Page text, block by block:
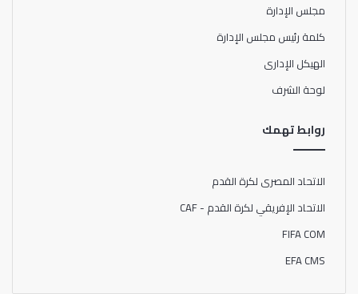
مجلس الإدارة
كلمة رئيس مجلس الإدارة
الهيكل الإدارى
لوحة الشرف
روابط تهمك
الاتحاد المصرى لكرة القدم
الاتحاد الإفريقي لكرة القدم - CAF
FIFA COM
EFA CMS